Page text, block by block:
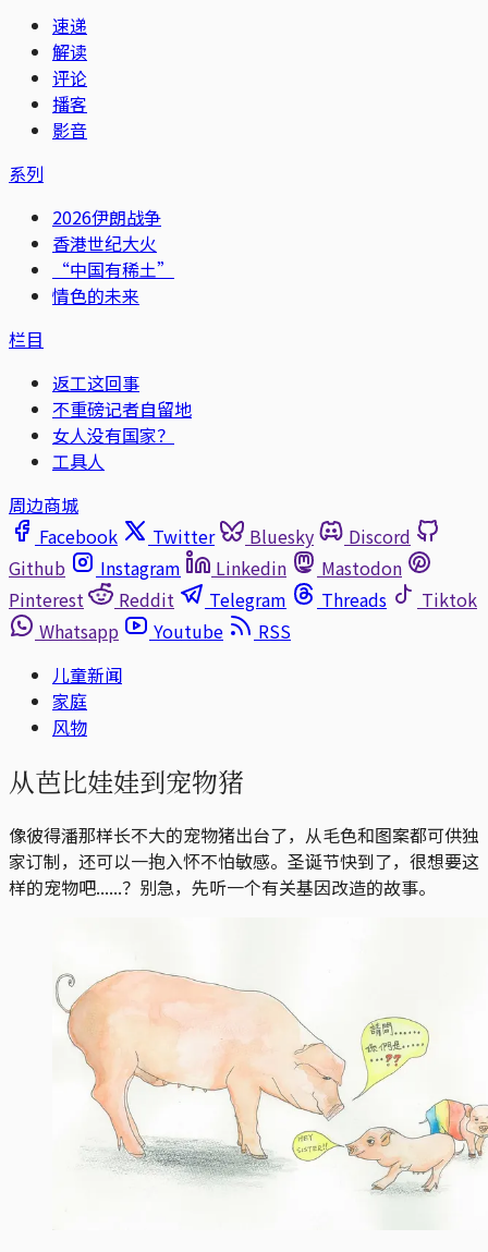
速递
解读
评论
播客
影音
系列
2026伊朗战争
香港世纪大火
“中国有稀土”
情色的未来
栏目
返工这回事
不重磅记者自留地
女人没有国家？
工具人
周边商城
Facebook
Twitter Bluesky
Discord
Github
Instagram Linkedin
Mastodon
Pinterest
Reddit Telegram Threads
Tiktok
Whatsapp
Youtube
RSS
儿童新闻
家庭
风物
从芭比娃娃到宠物猪
像彼得潘那样长不大的宠物猪出台了，从毛色和图案都可供独
家订制，还可以一抱入怀不怕敏感。圣诞节快到了，很想要这
样的宠物吧......？别急，先听一个有关基因改造的故事。